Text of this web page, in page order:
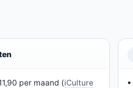
per maand (iCulture